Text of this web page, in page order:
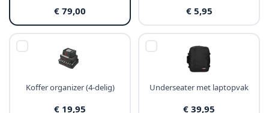
€ 79,00 € 5,95
Koffer organizer (4-delig)
€ 19,95
Underseater met laptopvak
€ 39,95